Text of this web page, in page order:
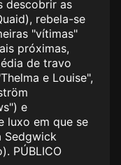
descobrir as
rebela-se
"vítimas"
próximas,
de travo
e Louise",
e
luxo em que se
Sedgwick
PÚBLICO